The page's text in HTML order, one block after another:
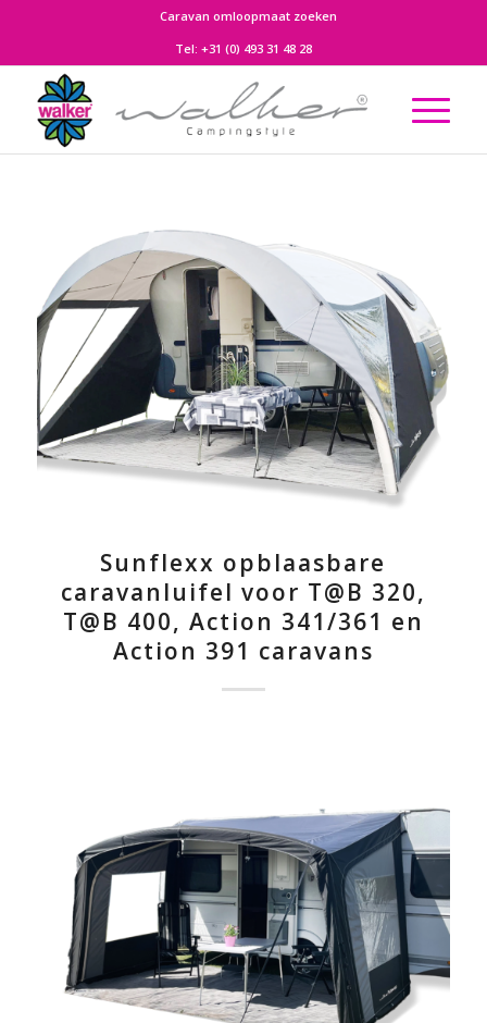
Caravan omloopmaat zoeken
Tel: +31 (0) 493 31 48 28
Sunflexx opblaasbare
caravanluifel voor T@B 320,
T@B 400, Action 341/361 en
Action 391 caravans